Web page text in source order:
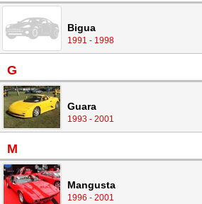
Bigua
1991 - 1998
G
Guara
1993 - 2001
M
Mangusta
1996 - 2001